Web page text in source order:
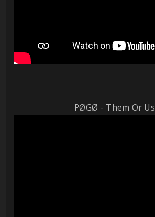
PØGØ - Them Or Us